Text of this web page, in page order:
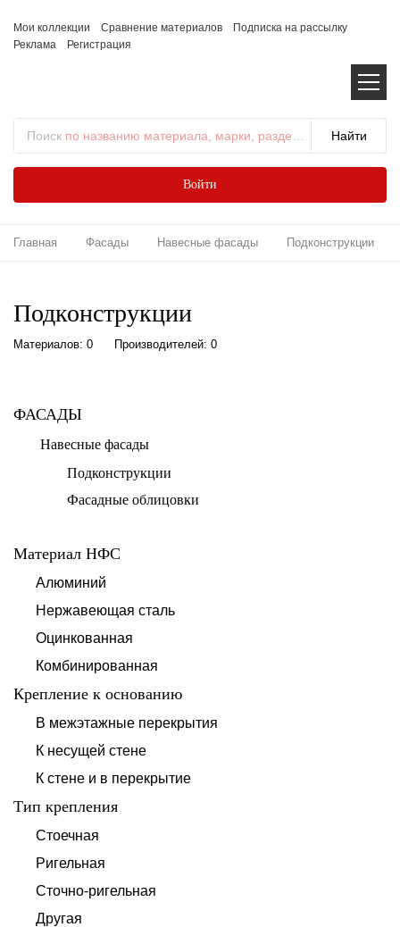
Мои коллекции Сравнение материалов
Подписка на рассылку
Реклама
Регистрация
Поиск по названию материала, марки, раздела...
Войти
Главная Фасады Навесные фасады Подконструкции
Подконструкции
Материалов: 0 Производителей: 0
ФАСАДЫ
Навесные фасады
Подконструкции
Фасадные облицовки
Материал НФС
Алюминий
Нержавеющая сталь
Оцинкованная
Комбинированная
Крепление к основанию
В межэтажные перекрытия
К несущей стене
К стене и в перекрытие
Тип крепления
Стоечная
Ригельная
Сточно-ригельная
Другая